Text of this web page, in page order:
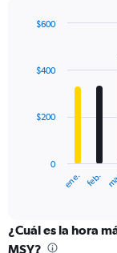
values.
to
with
12
The
categories.
Range:
ene. feb.
0
$200
$400
$600
¿Cuál es la hora
MSY?